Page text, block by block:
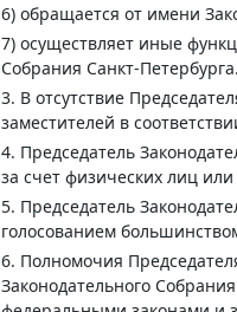
6) обращается от имени
7) осуществляет иные
Собрания Санкт-Петербурга.
3. В отсутствие
заместителей в
4. Председатель
за счет физических лиц
5. Председатель
голосованием
6. Полномочия
Законодательного